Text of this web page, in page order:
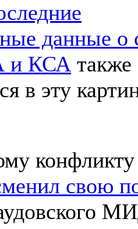
данные о
и КСА также
в эту
свою